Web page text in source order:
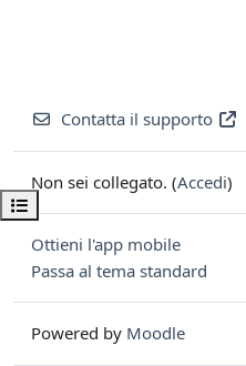
Apri indice del corso
Contatta il supporto
Non sei collegato. (Accedi)
Ottieni l'app mobile
Passa al tema standard
Powered by Moodle